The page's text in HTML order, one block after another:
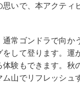
思いで、本アクティ
常ゴンドラで向か
をして登ります。運
験もできます。秋
山でリフレッシュ